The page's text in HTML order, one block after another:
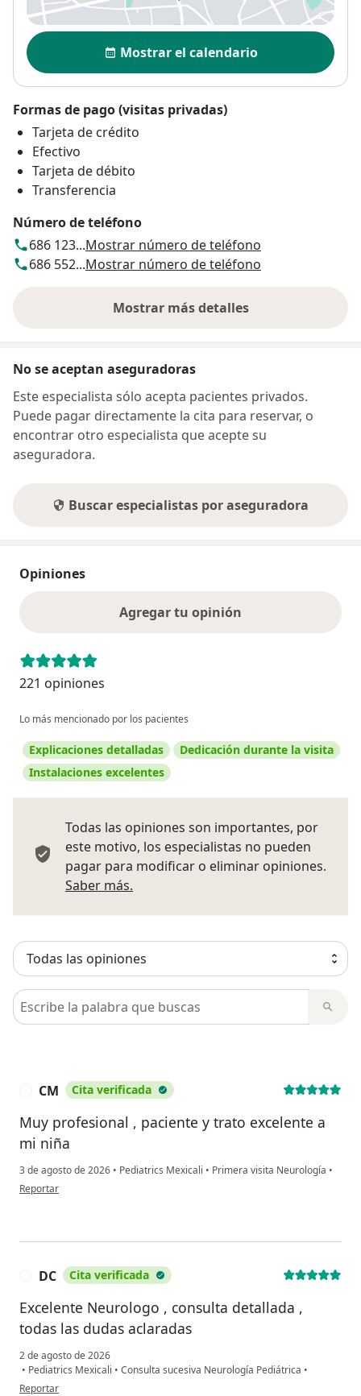
Disponibilidad
Mostrar el calendario
Formas de pago (visitas privadas)
Tarjeta de crédito
Efectivo
Tarjeta de débito
Transferencia
Número de teléfono
686 123...Mostrar número de teléfono
686 552...Mostrar número de teléfono
Mostrar más detalles
sobre la dirección
No se aceptan aseguradoras
Este especialista sólo acepta pacientes privados.
Puede pagar directamente la cita para reservar, o
encontrar otro especialista que acepte su
aseguradora.
Buscar especialistas por aseguradora
Opiniones
Agregar tu opinión
221 opiniones
Lo más mencionado por los pacientes
Explicaciones detalladas
Dedicación durante la visita
Instalaciones excelentes
Todas las opiniones son importantes, por
este motivo, los especialistas no pueden
pagar para modificar o eliminar opiniones.
Saber más.
Busca en opiniones
CM Cita verificada
Muy profesional , paciente y trato excelente a
mi niña
3 de agosto de 2026 • Pediatrics Mexicali • Primera visita Neurología •
en opinión del usuario CM
Reportar
DC Cita verificada
Excelente Neurologo , consulta detallada ,
todas las dudas aclaradas
2 de agosto de 2026
• Pediatrics Mexicali • Consulta sucesiva Neurología Pediátrica •
en opinión del usuario DC
Reportar